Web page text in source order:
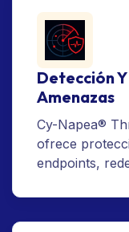
Detección
Amenazas
Cy-Napea®
ofrece
endpoints,
permite a las
y neutralizar